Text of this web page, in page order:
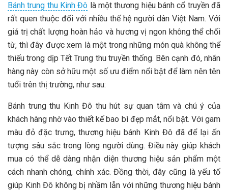
Bánh trung thu Kinh Đô là một thương hiệu bánh cổ truyền đã
rất quen thuộc đối với nhiều thế hệ người dân Việt Nam. Với
giá trị chất lượng hoàn hảo và hương vị ngon không thể chối
từ, thì đây được xem là một trong những món quà không thể
thiếu trong dịp Tết Trung thu truyền thống. Bên cạnh đó, nhãn
hàng này còn sở hữu một số ưu điểm nổi bật để làm nên tên
tuổi trên thị trường, như sau:
Bánh trung thu Kinh Đô thu hút sự quan tâm và chú ý của
khách hàng nhờ vào thiết kế bao bì đẹp mắt, nổi bật. Với gam
màu đỏ đặc trưng, thương hiệu bánh Kinh Đô đã để lại ấn
tượng sâu sắc trong lòng người dùng. Điều này giúp khách
mua có thể dễ dàng nhận diện thương hiệu sản phẩm một
cách nhanh chóng, chính xác. Đồng thời, đây cũng là yếu tố
giúp Kinh Đô không bị nhầm lẫn với những thương hiệu bánh